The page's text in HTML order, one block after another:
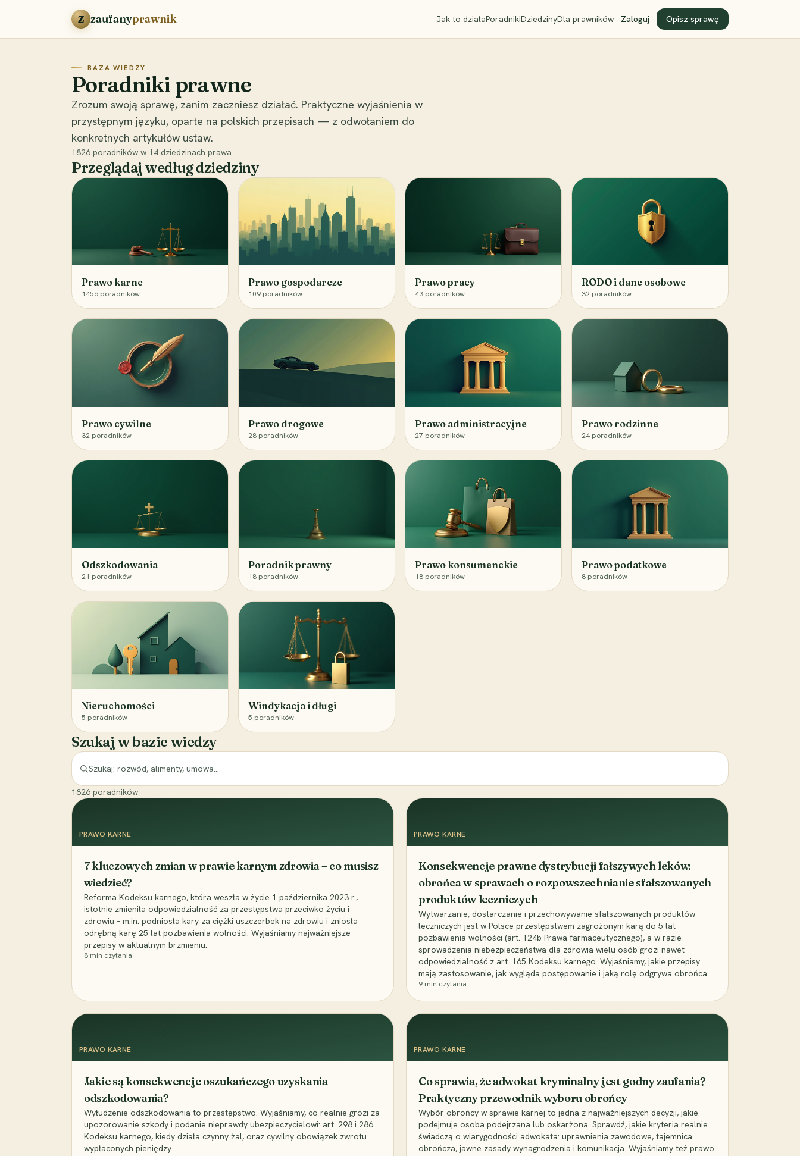
Przejdź do treści
Z zaufanyprawnik Jak to działaPoradnikiDziedzinyDla prawników Zaloguj Opisz sprawę
BAZA WIEDZY
Poradniki prawne
Zrozum swoją sprawę, zanim zaczniesz działać. Praktyczne wyjaśnienia w
przystępnym języku, oparte na polskich przepisach — z odwołaniem do
konkretnych artykułów ustaw.
1826 poradników w 14 dziedzinach prawa
Przeglądaj według dziedziny
Prawo karne
1456 poradników
Prawo gospodarcze
109 poradników
Prawo pracy
43 poradników
RODO i dane osobowe
32 poradników
Prawo cywilne
32 poradników
Prawo drogowe
28 poradników
Prawo administracyjne
27 poradników
Prawo rodzinne
24 poradników
Odszkodowania
21 poradników
Poradnik prawny
18 poradników
Prawo konsumenckie
18 poradników
Prawo podatkowe
8 poradników
Nieruchomości
5 poradników
Windykacja i długi
5 poradników
Szukaj w bazie wiedzy
1826 poradników
PRAWO KARNE
7 kluczowych zmian w prawie karnym zdrowia – co musisz
wiedzieć?
Reforma Kodeksu karnego, która weszła w życie 1 października 2023 r.,
istotnie zmieniła odpowiedzialność za przestępstwa przeciwko życiu i
zdrowiu – m.in. podniosła kary za ciężki uszczerbek na zdrowiu i zniosła
odrębną karę 25 lat pozbawienia wolności. Wyjaśniamy najważniejsze
przepisy w aktualnym brzmieniu.
8 min czytania
PRAWO KARNE
Konsekwencje prawne dystrybucji fałszywych leków:
obrońca w sprawach o rozpowszechnianie sfałszowanych
produktów leczniczych
Wytwarzanie, dostarczanie i przechowywanie sfałszowanych produktów
leczniczych jest w Polsce przestępstwem zagrożonym karą do 5 lat
pozbawienia wolności (art. 124b Prawa farmaceutycznego), a w razie
sprowadzenia niebezpieczeństwa dla zdrowia wielu osób grozi nawet
odpowiedzialność z art. 165 Kodeksu karnego. Wyjaśniamy, jakie przepisy
mają zastosowanie, jak wygląda postępowanie i jaką rolę odgrywa obrońca.
9 min czytania
PRAWO KARNE
Jakie są konsekwencje oszukańczego uzyskania
odszkodowania?
Wyłudzenie odszkodowania to przestępstwo. Wyjaśniamy, co realnie grozi za
upozorowanie szkody i podanie nieprawdy ubezpieczycielowi: art. 298 i 286
Kodeksu karnego, kiedy działa czynny żal, oraz cywilny obowiązek zwrotu
wypłaconych pieniędzy.
PRAWO KARNE
Co sprawia, że adwokat kryminalny jest godny zaufania?
Praktyczny przewodnik wyboru obrońcy
Wybór obrońcy w sprawie karnej to jedna z najważniejszych decyzji, jakie
podejmuje osoba podejrzana lub oskarżona. Sprawdź, jakie kryteria realnie
świadczą o wiarygodności adwokata: uprawnienia zawodowe, tajemnica
obrończa, jawne zasady wynagrodzenia i komunikacja. Wyjaśniamy też prawo